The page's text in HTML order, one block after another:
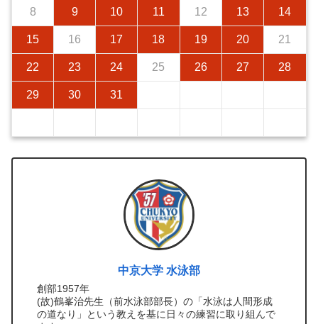
8 9 10 11 12 13 14
15 16 17 18 19 20 21
22 23 24 25 26 27 28
29 30 31
中京大学 水泳部
創部1957年
(故)鶴峯治先生（前水泳部部長）の「水泳は人間形成
の道なり」という教えを基に日々の練習に取り組んで